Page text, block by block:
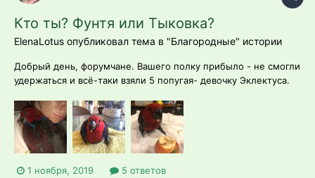
Кто ты? Фунтя или Тыковка?
ElenaLotus опубликовал тема в "Благородные" истории
Добрый день, форумчане. Вашего полку прибыло - не смогли
удержаться и всё-таки взяли 5 попугая- девочку Эклектуса.
Жакоша Чипуля , летучая Лисица и моя малышка . Спасибо
огромное Марине ( заводчице) и ее мужу Евгению - сняли
мою панику и поддерж...
1 ноября, 2019 5 ответов